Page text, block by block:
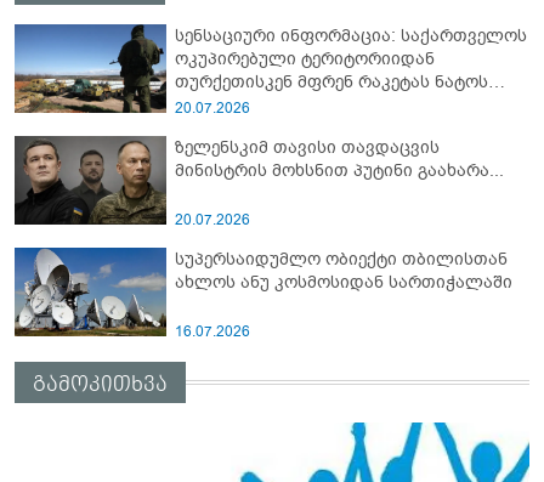
სენსაციური ინფორმაცია: საქართველოს
ოკუპირებული ტერიტორიიდან
თურქეთისკენ მფრენ რაკეტას ნატოს
სამიტი კინაღამ ჩაუშლია
20.07.2026
ზელენსკიმ თავისი თავდაცვის
მინისტრის მოხსნით პუტინი გაახარა...
20.07.2026
სუპერსაიდუმლო ობიექტი თბილისთან
ახლოს ანუ კოსმოსიდან სართიჭალაში
16.07.2026
გამოკითხვა